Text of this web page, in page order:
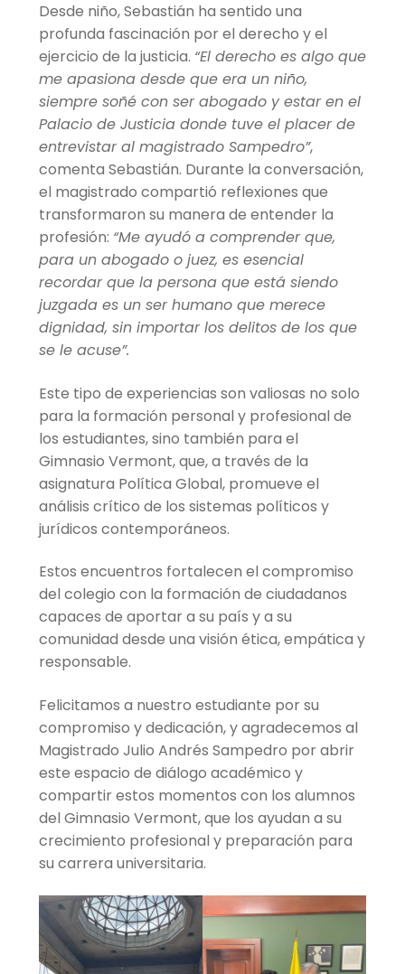
Desde niño, Sebastián ha sentido una
profunda fascinación por el derecho y el
ejercicio de la justicia. “El derecho es algo que
me apasiona desde que era un niño,
siempre soñé con ser abogado y estar en el
Palacio de Justicia donde tuve el placer de
entrevistar al magistrado Sampedro”,
comenta Sebastián. Durante la conversación,
el magistrado compartió reflexiones que
transformaron su manera de entender la
profesión: “Me ayudó a comprender que,
para un abogado o juez, es esencial
recordar que la persona que está siendo
juzgada es un ser humano que merece
dignidad, sin importar los delitos de los que
se le acuse”.
Este tipo de experiencias son valiosas no solo
para la formación personal y profesional de
los estudiantes, sino también para el
Gimnasio Vermont, que, a través de la
asignatura Política Global, promueve el
análisis crítico de los sistemas políticos y
jurídicos contemporáneos.
Estos encuentros fortalecen el compromiso
del colegio con la formación de ciudadanos
capaces de aportar a su país y a su
comunidad desde una visión ética, empática y
responsable.
Felicitamos a nuestro estudiante por su
compromiso y dedicación, y agradecemos al
Magistrado Julio Andrés Sampedro por abrir
este espacio de diálogo académico y
compartir estos momentos con los alumnos
del Gimnasio Vermont, que los ayudan a su
crecimiento profesional y preparación para
su carrera universitaria.